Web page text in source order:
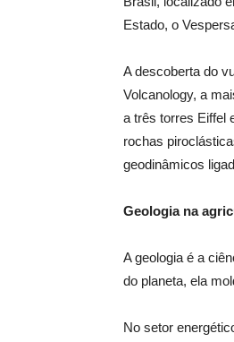
Estado, o
A descoberta do
Volcanology, a
a três torres Eiffel
rochas
geodinâmicos
Geologia na
A geologia é a
do planeta, ela
No setor